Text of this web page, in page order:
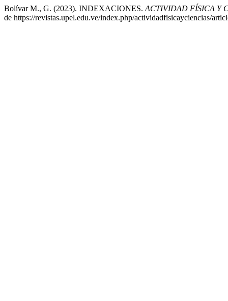
Bolívar M., G. (2023). INDEXACIONES. ACTIVIDAD FÍSICA Y
de https://revistas.upel.edu.ve/index.php/actividadfisicayciencias/